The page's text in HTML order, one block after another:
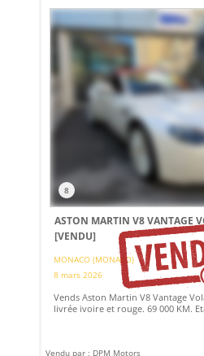
8
ASTON MARTIN V8 VANTAGE
[VENDU]
MONACO (MONACO)
8 mars 2026
Vends Aston Martin V8 Vantage
livrée ivoire et rouge. 69 000 KM.
Vendu par : DPM Motors